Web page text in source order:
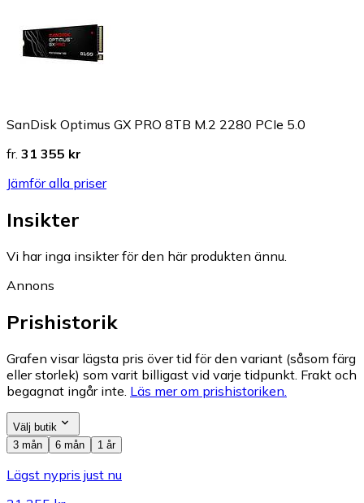
SanDisk Optimus GX PRO 8TB M.2 2280 PCIe 5.0
fr. 31 355 kr
Jämför alla priser
Insikter
Vi har inga insikter för den här produkten ännu.
Annons
Prishistorik
Grafen visar lägsta pris över tid för den variant (såsom färg
eller storlek) som varit billigast vid varje tidpunkt. Frakt och
begagnat ingår inte. Läs mer om prishistoriken.
Välj butik
3 mån
6 mån 1 år
Lägst nypris just nu